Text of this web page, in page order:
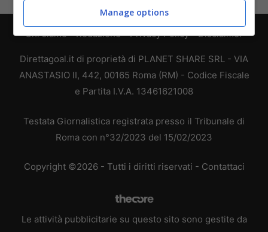
Chi siamo-Redazione-Privacy Policy-Disclaimer
Direttagoal.it di proprietà di PLANET SHARE SRL - VIA
ANASTASIO II, 442, 00165 Roma (RM) - Codice Fiscale
e Partita I.V.A. 13461621008
Testata Giornalistica registrata presso il Tribunale di
Roma con n°32/2023 del 15/02/2023
Copyright ©2026 - Tutti i diritti riservati - Contattaci
Le attività pubblicitarie su questo sito sono gestite da
Manage options